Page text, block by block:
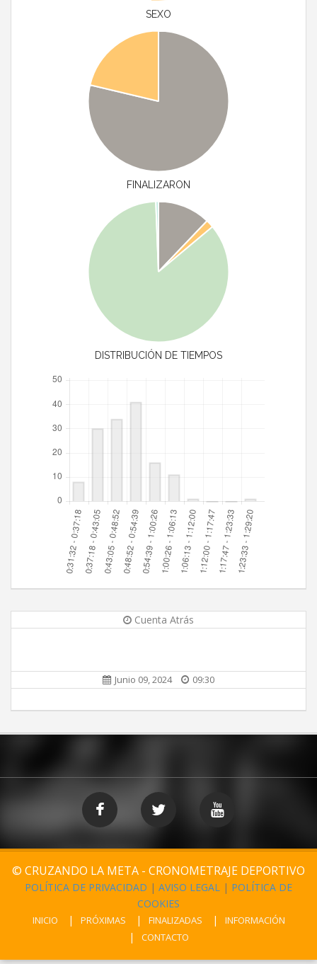
SEXO
FINALIZARON
DISTRIBUCIÓN DE TIEMPOS
Cuenta Atrás
Junio 09, 2024 09:30
© CRUZANDO LA META - CRONOMETRAJE DEPORTIVO
POLÍTICA DE PRIVACIDAD | AVISO LEGAL | POLÍTICA DE
COOKIES
INICIO PRÓXIMAS FINALIZADAS
INFORMACIÓN
CONTACTO